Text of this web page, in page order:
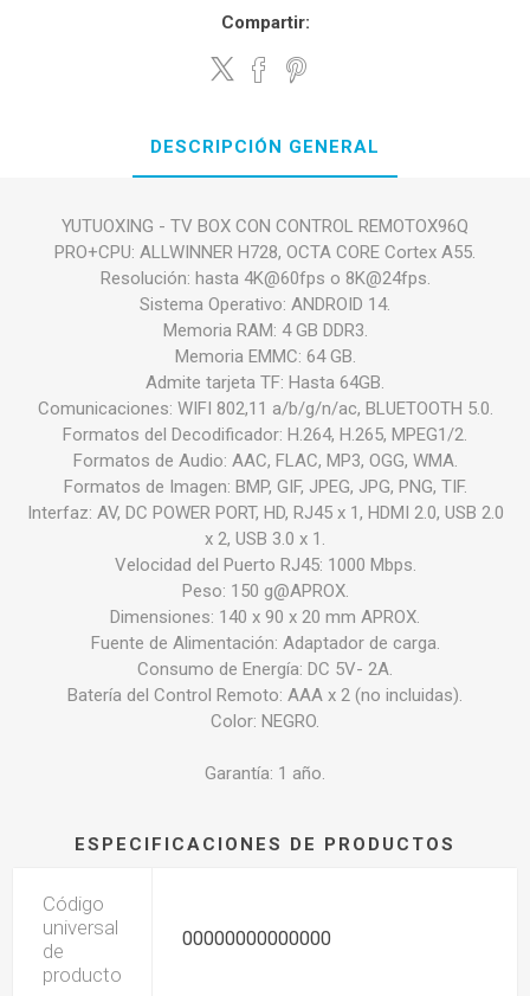
Compartir:
DESCRIPCIÓN GENERAL
YUTUOXING - TV BOX CON CONTROL REMOTOX96Q
PRO+CPU: ALLWINNER H728, OCTA CORE Cortex A55.
Resolución: hasta 4K@60fps o 8K@24fps.
Sistema Operativo: ANDROID 14.
Memoria RAM: 4 GB DDR3.
Memoria EMMC: 64 GB.
Admite tarjeta TF: Hasta 64GB.
Comunicaciones: WIFI 802,11 a/b/g/n/ac, BLUETOOTH 5.0.
Formatos del Decodificador: H.264, H.265, MPEG1/2.
Formatos de Audio: AAC, FLAC, MP3, OGG, WMA.
Formatos de Imagen: BMP, GIF, JPEG, JPG, PNG, TIF.
Interfaz: AV, DC POWER PORT, HD, RJ45 x 1, HDMI 2.0, USB 2.0
x 2, USB 3.0 x 1.
Velocidad del Puerto RJ45: 1000 Mbps.
Peso: 150 g@APROX.
Dimensiones: 140 x 90 x 20 mm APROX.
Fuente de Alimentación: Adaptador de carga.
Consumo de Energía: DC 5V- 2A.
Batería del Control Remoto: AAA x 2 (no incluidas).
Color: NEGRO.
Garantía: 1 año.
ESPECIFICACIONES DE PRODUCTOS
Código
universal
de
producto
00000000000000